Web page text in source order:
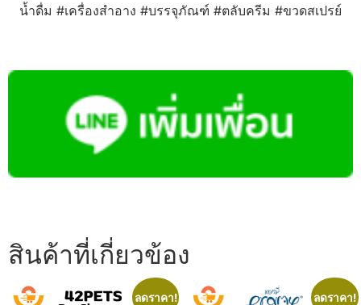
น้ำดื่ม #เครื่องสำอาง #บรรจุภัณฑ์ #ตลับครีม #ขวดสเปรย์
สินค้าที่เกี่ยวข้อง
ลดราคา! ลดราคา!